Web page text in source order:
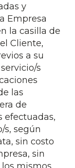
y
Empresa
la casilla de
Cliente,
a su
s
las
de
efectuadas,
s, según
sin costo
sin
mismos